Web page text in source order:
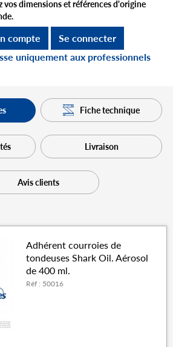
vos dimensions et références d'origine
compte
Se connecter
uniquement aux professionnels
Fiche technique
Livraison
Avis clients
Adhérent courroies de
tondeuses Shark Oil. Aérosol
de 400 ml.
Réf : 50016